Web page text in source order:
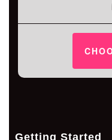
Getting Started